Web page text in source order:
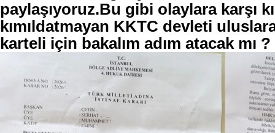
paylaşıyoruz.Bu gibi olaylara karşı
kımıldatmayan KKTC devleti
karteli için bakalım adım atacak mı ?